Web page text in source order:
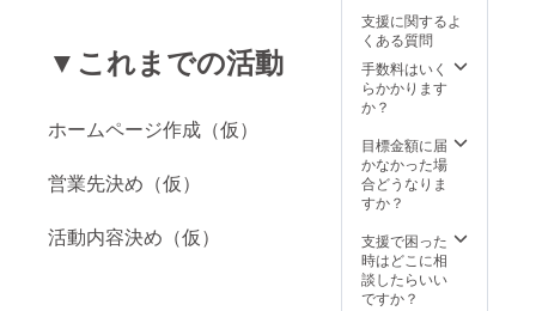
▼これまでの活動
ホームページ作成（仮）
営業先決め（仮）
活動内容決め（仮）
ドの期
限はあ
りませ
ん
支援に関するよ
くある質問
手数料はいく
らかかります
か？
目標金額に届
かなかった場
合どうなりま
すか？
支援で困った
時はどこに相
談したらいい
ですか？